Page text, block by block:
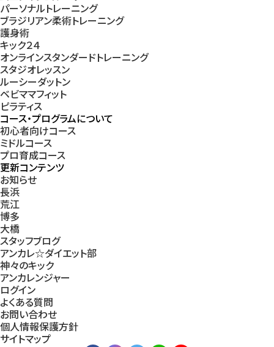
パーソナルトレーニング
ブラジリアン柔術トレーニング
護身術
キック２４
オンラインスタンダードトレーニング
スタジオレッスン
ルーシーダットン
ベビママフィット
ピラティス
コース・プログラムについて
初心者向けコース
ミドルコース
プロ育成コース
更新コンテンツ
お知らせ
長浜
荒江
博多
大橋
スタッフブログ
アンカレ☆ダイエット部
神々のキック
アンカレンジャー
ログイン
よくある質問
お問い合わせ
個人情報保護方針
サイトマップ